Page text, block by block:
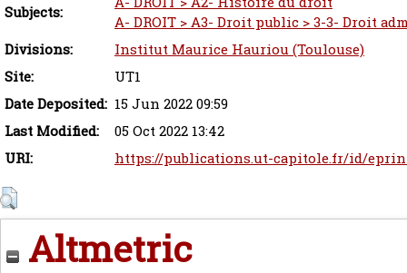
Subjects:
A- DROIT > A3- Droit public > 3-3- Droit
Divisions:
Institut Maurice Hauriou (Toulouse)
Site:
UT1
Date Deposited: 15 Jun 2022 09:59
Last Modified:
05 Oct 2022 13:42
URI:
https://publications.ut-capitole.fr/id/
Altmetric